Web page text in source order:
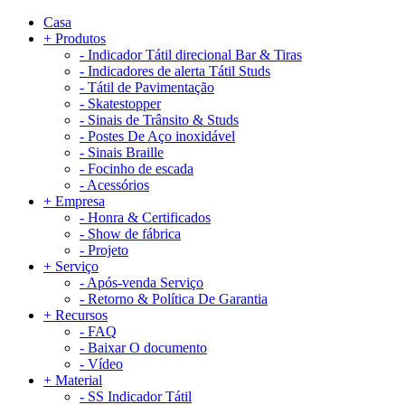
Casa
+ Produtos
- Indicador Tátil direcional Bar & Tiras
- Indicadores de alerta Tátil Studs
- Tátil de Pavimentação
- Skatestopper
- Sinais de Trânsito & Studs
- Postes De Aço inoxidável
- Sinais Braille
- Focinho de escada
- Acessórios
+ Empresa
- Honra & Certificados
- Show de fábrica
- Projeto
+ Serviço
- Após-venda Serviço
- Retorno & Política De Garantia
+ Recursos
- FAQ
- Baixar O documento
- Vídeo
+ Material
- SS Indicador Tátil